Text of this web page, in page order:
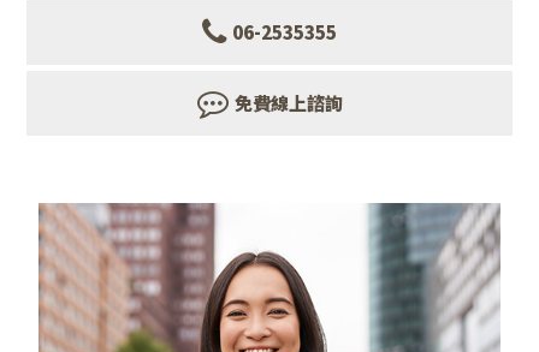
06-2535355
免費線上諮詢